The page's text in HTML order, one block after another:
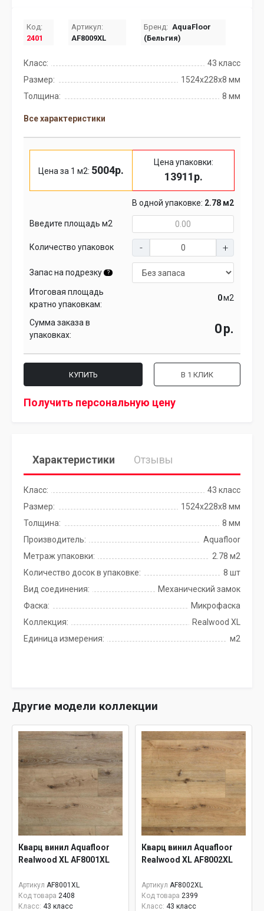
Код:
2401
Артикул:
AF8009XL
Бренд: AquaFloor
(Бельгия)
Класс:
43 класс
Размер:
1524x228x8 мм
Толщина:
8 мм
Все характеристики
Цена за 1 м2: 5004р.
Цена упаковки:
13911р.
В одной упаковке: 2.78 м2
Введите площадь м2
Количество упаковок
Запас на подрезку ?
Итоговая площадь
кратно упаковкам:
м2
Сумма заказа в
упаковках:
р.
КУПИТЬ В 1 КЛИК
Получить персональную цену
Характеристики Отзывы
Класс:
43 класс
Размер:
1524x228x8 мм
Толщина:
8 мм
Производитель:
Aquafloor
Метраж упаковки:
2.78 м2
Количество досок в упаковке:
8 шт
Вид соединения:
Механический замок
Фаска:
Микрофаска
Коллекция:
Realwood XL
Единица измерения:
м2
Другие модели коллекции
Кварц винил Aquafloor
Realwood XL AF8001XL
Артикул AF8001XL
Код товара 2408
Класс: 43 класс
Кварц винил Aquafloor
Realwood XL AF8002XL
Артикул AF8002XL
Код товара 2399
Класс: 43 класс